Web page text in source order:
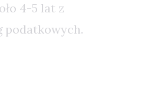
4-5 lat z
podatkowych.